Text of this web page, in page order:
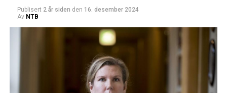
Publisert 2 år siden den 16. desember 2024
Av NTB